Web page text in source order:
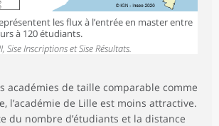
les flux à l’entrée en master entre
à 120 étudiants.
Sise Inscriptions et Sise Résultats.
académies de taille comparable comme
l’académie de Lille est moins attractive.
du nombre d’étudiants et la distance